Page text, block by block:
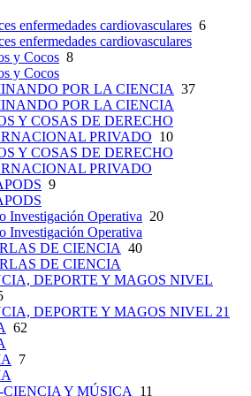
enfermedades cardiovasculares 6
enfermedades cardiovasculares
y Cocos 8
y Cocos
POR LA CIENCIA 37
POR LA CIENCIA
Y COSAS DE DERECHO
PRIVADO 10
Y COSAS DE DERECHO
PRIVADO
9
Investigación Operativa 20
Investigación Operativa
DE CIENCIA 40
DE CIENCIA
DEPORTE Y MAGOS NIVEL
DEPORTE Y MAGOS NIVEL 21
62
7
CIENCIA Y MÚSICA 11